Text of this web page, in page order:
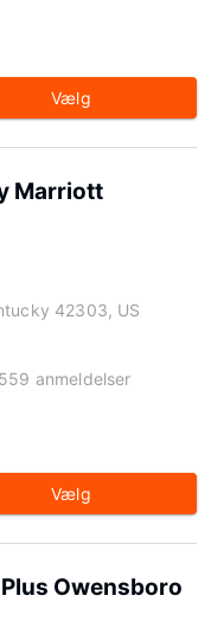
Vælg
Marriott
42303, US
559 anmeldelser
Vælg
Owensboro